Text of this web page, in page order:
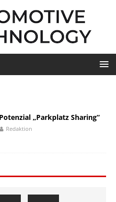
„Parkplatz Sharing“
Redaktion